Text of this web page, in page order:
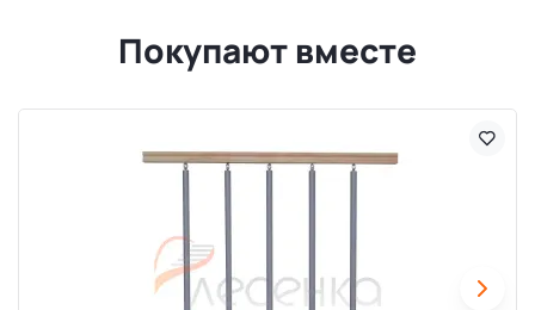
Покупают вместе